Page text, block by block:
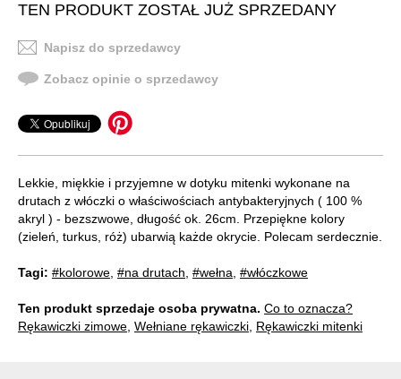
TEN PRODUKT ZOSTAŁ JUŻ SPRZEDANY
Napisz do sprzedawcy
Zobacz opinie o sprzedawcy
Lekkie, miękkie i przyjemne w dotyku mitenki wykonane na
drutach z włóczki o właściwościach antybakteryjnych ( 100 %
akryl ) - bezszwowe, długość ok. 26cm. Przepiękne kolory
(zieleń, turkus, róż) ubarwią każde okrycie. Polecam serdecznie.
Tagi: #kolorowe #na drutach #wełna #włóczkowe
Ten produkt sprzedaje osoba prywatna. Co to oznacza?
Rękawiczki zimowe Wełniane rękawiczki Rękawiczki mitenki